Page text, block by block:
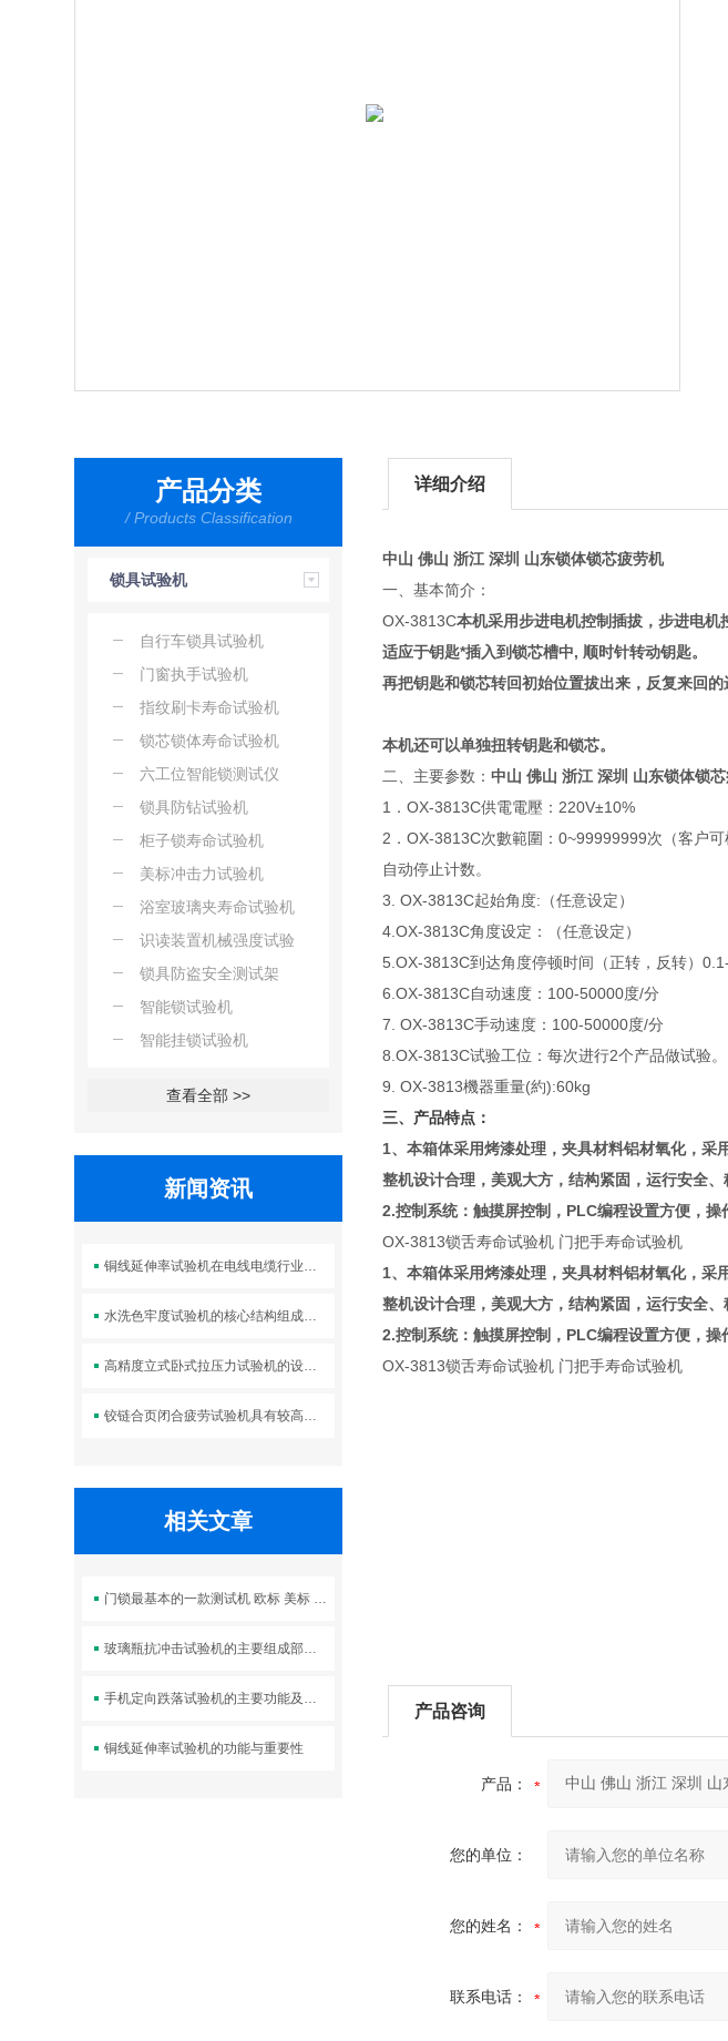
产品分类
/ Products Classification
锁具试验机
自行车锁具试验机
门窗执手试验机
指纹刷卡寿命试验机
锁芯锁体寿命试验机
六工位智能锁测试仪
锁具防钻试验机
柜子锁寿命试验机
美标冲击力试验机
浴室玻璃夹寿命试验机
识读装置机械强度试验
机
锁具防盗安全测试架
智能锁试验机
智能挂锁试验机
查看全部 >>
新闻资讯
铜线延伸率试验机在电线电缆行业中的应用
水洗色牢度试验机的核心结构组成及标准操作流程
高精度立式卧式拉压力试验机的设计优势体现在哪些方面？
铰链合页闭合疲劳试验机具有较高的强度和刚度
相关文章
门锁最基本的一款测试机 欧标 美标 国标锁都可以
玻璃瓶抗冲击试验机的主要组成部分及其作用
手机定向跌落试验机的主要功能及核心部件
铜线延伸率试验机的功能与重要性
详细介绍
中山 佛山 浙江 深圳 山东锁体锁芯疲劳机
一、基本简介：
OX-3813C本机采用步进电机控制插拔，步进电机
适应于钥匙*插入到锁芯槽中, 顺时针转动钥匙。
再把钥匙和锁芯转回初始位置拔出来，反复来回的
本机还可以单独扭转钥匙和锁芯。
二、主要参数：中山 佛山 浙江 深圳 山东锁体锁
1．OX-3813C供電電壓：220V±10%
2．OX-3813C次數範圍：0~99999999次（客户
自动停止计数。
3. OX-3813C起始角度:（任意设定）
4.OX-3813C角度设定：（任意设定）
5.OX-3813C到达角度停顿时间（正转，反转）
6.OX-3813C自动速度：100-50000度/分
7. OX-3813C手动速度：100-50000度/分
8.OX-3813C试验工位：每次进行2个产品做试验。
9. OX-3813機器重量(約):60kg
三、产品特点：
1、本箱体采用烤漆处理，夹具材料铝材氧化，采
整机设计合理，美观大方，结构紧固，运行安全、
2.控制系统：触摸屏控制，PLC编程设置方便，操
OX-3813锁舌寿命试验机 门把手寿命试验机
1、本箱体采用烤漆处理，夹具材料铝材氧化，采
整机设计合理，美观大方，结构紧固，运行安全、
2.控制系统：触摸屏控制，PLC编程设置方便，操
OX-3813锁舌寿命试验机 门把手寿命试验机
产品咨询
产品：
您的单位：
您的姓名：
联系电话：